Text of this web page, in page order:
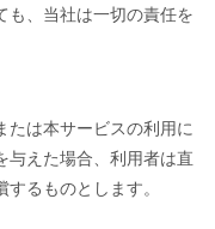
も、当社は一切の責任を
たは本サービスの利用に
与えた場合、利用者は直
るものとします。